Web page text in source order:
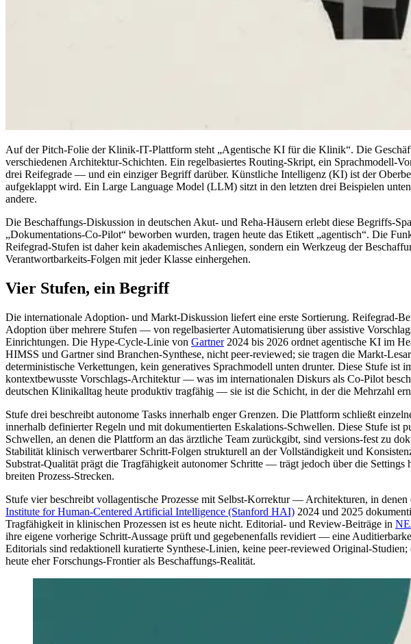
Auf der Pitch-Folie der Klinik-IT-Plattform steht „Agentische KI für die Klinik“. Die
verschiedenen Architektur-Schichten. Ein regelbasiertes Routing-Skript, ein Sprachmodell-
drei Reifegrade — und ein einziger Begriff darüber. Künstliche Intelligenz (KI) ist der
aufgeklappt wird. Ein Large Language Model (LLM) sitzt in den letzten drei Beispielen
andere.
Die Beschaffungs-Diskussion in deutschen Akut- und Reha-Häusern erlebt diese Begriffs-
„Dokumentations-Co-Pilot“ beworben wurden, tragen heute das Etikett „agentisch“. Die
Reifegrad-Stufen ist daher kein akademisches Anliegen, sondern ein Werkzeug der
Verantwortbarkeits-Folgen mit jeder Klasse einhergehen.
Vier Stufen, ein Begriff
Die internationale Adoption- und Markt-Diskussion liefert eine erste Sortierung. Reifegrad-
Adoption über mehrere Stufen — von regelbasierter Automatisierung über assistive
Einrichtungen. Die Hype-Cycle-Linie von Gartner2024 bis 2026 ordnet agentische KI im
HIMSS und Gartner sind Branchen-Synthese, nicht peer-reviewed; sie tragen die Markt-
deterministische Verkettungen, kein generatives Sprachmodell unten drunter. Diese Stufe
kontextbewusste Vorschlags-Architektur — was im internationalen Diskurs als Co-Pilot
deutschen Klinikalltag heute produktiv tragfähig — sie ist die Schicht, in der die Mehrzahl
Stufe drei beschreibt autonome Tasks innerhalb enger Grenzen. Die Plattform schließt
innerhalb definierter Regeln und mit dokumentierten Eskalations-Schwellen. Diese Stufe ist
Schwellen, an denen die Plattform an das ärztliche Team zurückgibt, sind versions-fest zu
Stabilität klinisch verwertbarer Schritt-Folgen strukturell an der Vollständigkeit und
Substrat-Qualität prägt die Tragfähigkeit autonomer Schritte — trägt jedoch über die
breiten Prozess-Strecken.
Stufe vier beschreibt vollagentische Prozesse mit Selbst-Korrektur — Architekturen, in
Institute for Human-Centered Artificial Intelligence (Stanford HAI) 2024 und 2025
Tragfähigkeit in klinischen Prozessen ist es heute nicht. Editorial- und Review-Beiträge in
ihre eigene vorherige Schritt-Aussage prüft und gegebenenfalls revidiert — eine
Editorials sind redaktionell kuratierte Synthese-Linien, keine peer-reviewed Original-
heute eher Forschungs-Frontier als Beschaffungs-Realität.